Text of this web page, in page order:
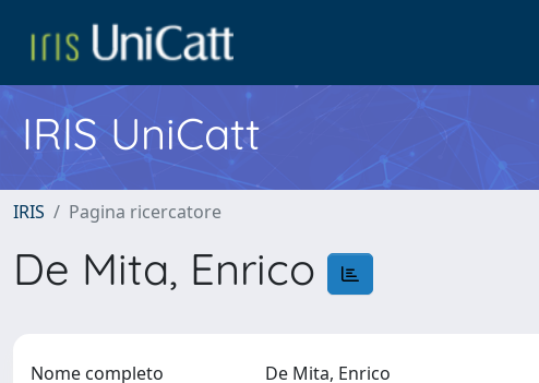
IRIS UniCatt
IRIS Pagina ricercatore
De Mita, Enrico
Nome completo De Mita, Enrico